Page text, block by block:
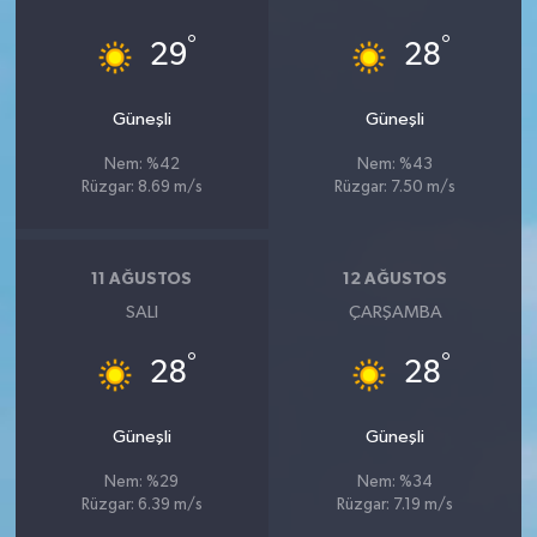
29°
Güneşli
Nem: %42
Rüzgar: 8.69 m/s
28°
Güneşli
Nem: %43
Rüzgar: 7.50 m/s
11 AĞUSTOS
SALI
28°
Güneşli
Nem: %29
Rüzgar: 6.39 m/s
12 AĞUSTOS
ÇARŞAMBA
28°
Güneşli
Nem: %34
Rüzgar: 7.19 m/s